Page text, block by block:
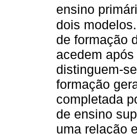
ensino
dois
de formação
acedem
distinguem-
formação
completada
de ensino
uma relação